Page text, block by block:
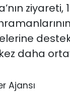
ziyareti,
kez daha
Ajansı